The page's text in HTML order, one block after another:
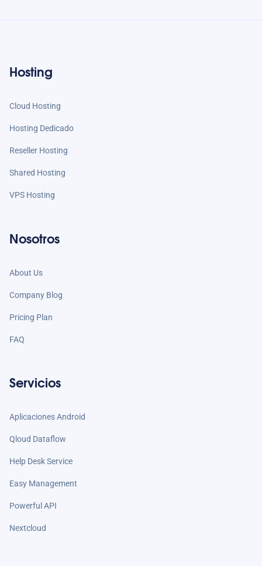
Hosting
Cloud Hosting
Hosting Dedicado
Reseller Hosting
Shared Hosting
VPS Hosting
Nosotros
About Us
Company Blog
Pricing Plan
FAQ
Servicios
Aplicaciones Android
Qloud Dataflow
Help Desk Service
Easy Management
Powerful API
Nextcloud